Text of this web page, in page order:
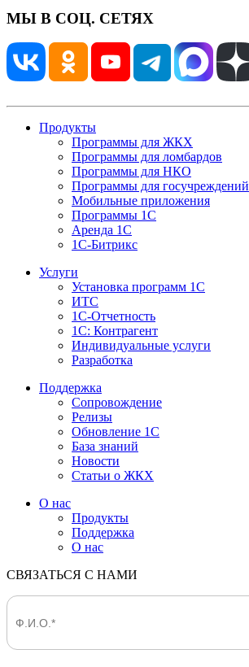
МЫ В СОЦ. СЕТЯХ
Продукты
Программы для ЖКХ
Программы для ломбардов
Программы для НКО
Программы для госучреждений
Мобильные приложения
Программы 1С
Аренда 1С
1С-Битрикс
Услуги
Установка программ 1С
ИТС
1С-Отчетность
1С: Контрагент
Индивидуальные услуги
Разработка
Поддержка
Сопровождение
Релизы
Обновление 1С
База знаний
Новости
Статьи о ЖКХ
О нас
Продукты
Поддержка
О нас
СВЯЗАТЬСЯ С НАМИ